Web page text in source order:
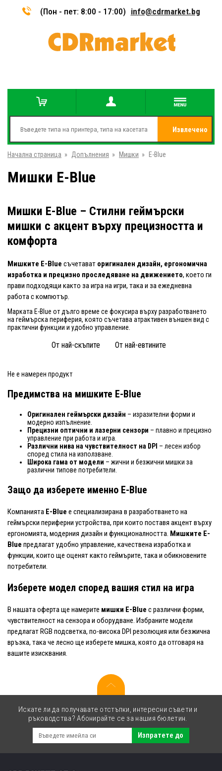
(Пон - пет: 8:00 - 17:00) info@cdrmarket.bg
Извлечено
Начална страница » Допълнения » Мишки » E-Blue
Мишки E-Blue
Мишки E-Blue – Стилни геймърски
мишки с акцент върху прецизността и
комфорта
Мишките E-Blue съчетават оригинален дизайн, ергономична
изработка и прецизно проследяване на движението, което ги
прави подходящи както за игра на игри, така и за ежедневна
работа с компютър.
Марката E-Blue от дълго време се фокусира върху разработването
на геймърска периферия, която съчетава атрактивен външен вид с
практични функции и удобно управление.
От най-скъпите От най-евтините
Не е намерен продукт
Предимства на мишките E-Blue
Оригинален геймърски дизайн – изразителни форми и
модерно изпълнение.
Прецизни оптични и лазерни сензори – плавно и прецизно
управление при работа и игра.
Различни нива на чувствителност на DPI – лесен избор
според стила на използване.
Широка гама от модели – жични и безжични мишки за
различни типове потребители.
Защо да изберете именно E-Blue
Компанията E-Blue е специализирана в разработването на
геймърски периферни устройства, при които поставя акцент върху
ергономията, модерния дизайн и функционалността. Мишките E-
Blue предлагат удобно управление, качествена изработка и
функции, които ще оценят както геймърите, така и обикновените
потребители.
Изберете модел според вашия стил на игра
В нашата оферта ще намерите мишки E-Blue с различни форми,
чувствителност на сензора и оборудване. Избраните модели
предлагат RGB подсветка, по-висока DPI резолюция или безжична
връзка, така че лесно ще изберете мишка, която да отговаря на
вашите изисквания.
Искате ли да получавате отстъпки, интересни съвети и
ръководства? Абонирайте се за нашия бюлетин.
Изпратете до